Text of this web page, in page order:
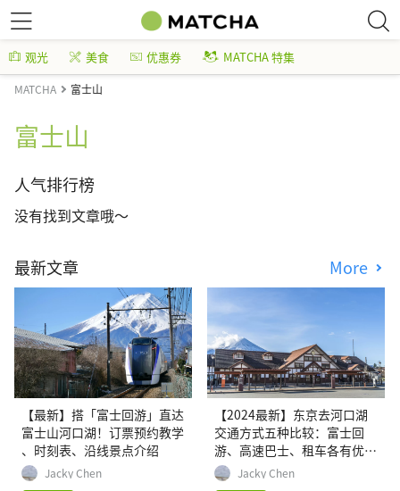
观光 美食 优惠券 MATCHA 特集
MATCHA 富士山
富士山
人气排行榜
没有找到文章哦～
最新文章 More
【最新】搭「富士回游」直达
富士山河口湖！订票预约教学
、时刻表、沿线景点介绍
Jacky Chen
【2024最新】东京去河口湖
交通方式五种比较：富士回
游、高速巴士、租车各有优缺
点！ Jacky Chen